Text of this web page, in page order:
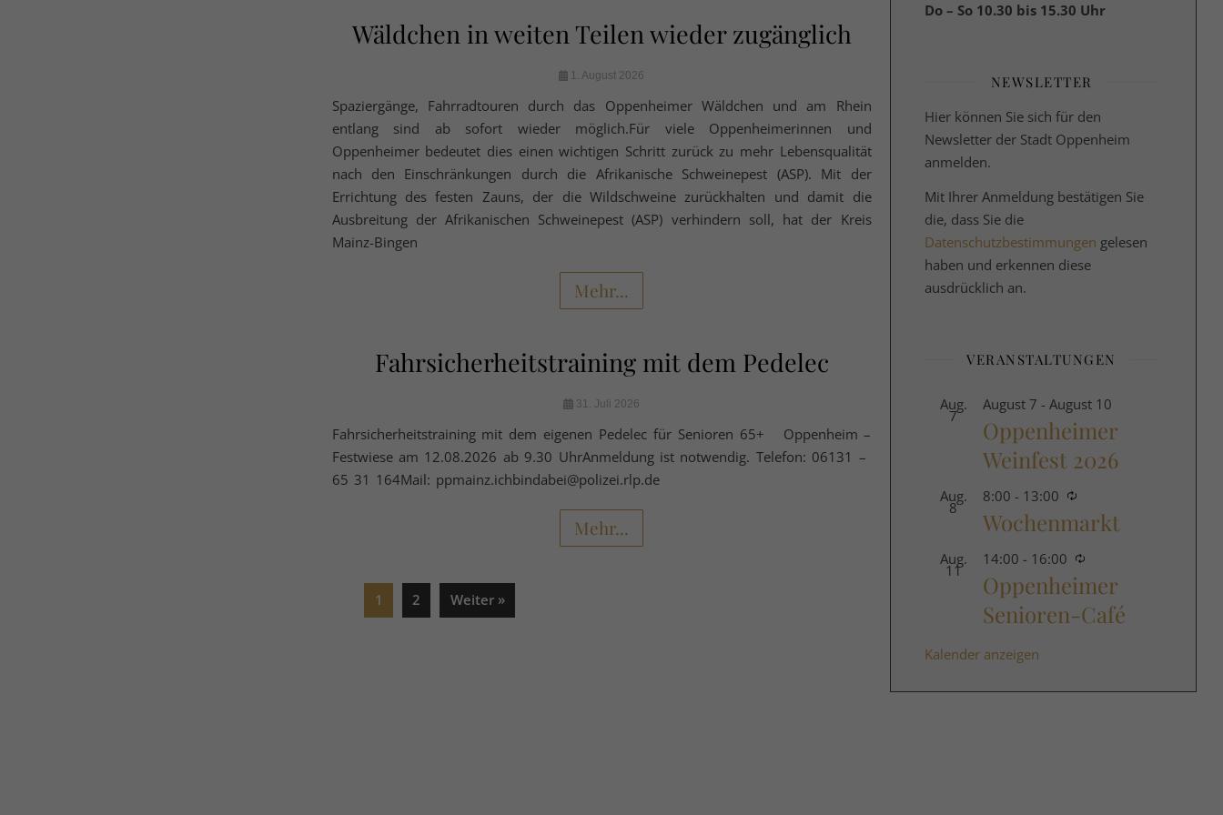
Wäldchen in weiten Teilen wieder zugänglich
1. August 2026
Spaziergänge, Fahrradtouren durch das Oppenheimer Wäldchen und am Rhein
entlang sind ab sofort wieder möglich.Für viele Oppenheimerinnen und
Oppenheimer bedeutet dies einen wichtigen Schritt zurück zu mehr Lebensqualität
nach den Einschränkungen durch die Afrikanische Schweinepest (ASP). Mit der
Errichtung des festen Zauns, der die Wildschweine zurückhalten und damit die
Ausbreitung der Afrikanischen Schweinepest (ASP) verhindern soll, hat der Kreis
Mainz-Bingen
Mehr...
Fahrsicherheitstraining mit dem Pedelec
31. Juli 2026
Fahrsicherheitstraining mit dem eigenen Pedelec für Senioren 65+ Oppenheim –
Festwiese am 12.08.2026 ab 9.30 UhrAnmeldung ist notwendig. Telefon: 06131 –
65 31 164Mail: ppmainz.ichbindabei@polizei.rlp.de
Mehr...
1 2 Weiter »
Do – So 10.30 bis 15.30 Uhr
NEWSLETTER
Hier können Sie sich für den
Newsletter der Stadt Oppenheim
anmelden.
Mit Ihrer Anmeldung bestätigen Sie
die, dass Sie die
Datenschutzbestimmungen gelesen
haben und erkennen diese
ausdrücklich an.
VERANSTALTUNGEN
Aug.
7
August 7 - August 10
Oppenheimer
Weinfest 2026
Aug.
8
8:00 - 13:00 Wiederkehrende
Wochenmarkt
Aug.
11
14:00 - 16:00 Wiederkehrende
Oppenheimer
Senioren-Café
Kalender anzeigen